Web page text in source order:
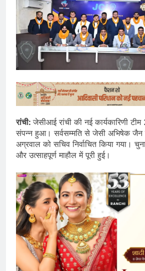
रांची:जेसीआई रांची की नई कार्यकारिणी
संपन्न हुआ। सर्वसम्मति से जेसी अभिषेक
अग्रवाल को सचिव निर्वाचित किया गया।
और उत्साहपूर्ण माहौल में पूरी हुई।